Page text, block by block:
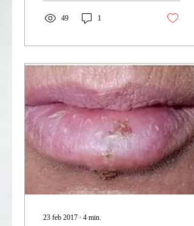
49 1
23 feb 2017 ∙ 4 min.